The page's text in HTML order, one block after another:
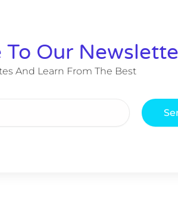
To Our
And Learn From The Best